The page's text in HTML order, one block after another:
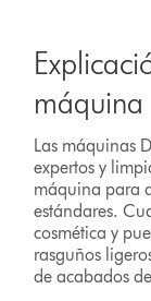
máquina
Las máquinas
expertos y
máquina para
estándares.
cosmética y
rasguños
de acabados